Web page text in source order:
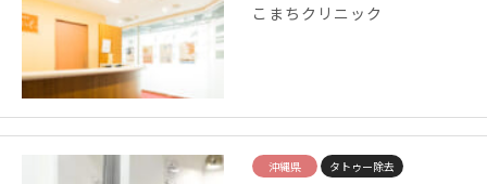
こまちクリニック
沖縄県 タトゥー除去